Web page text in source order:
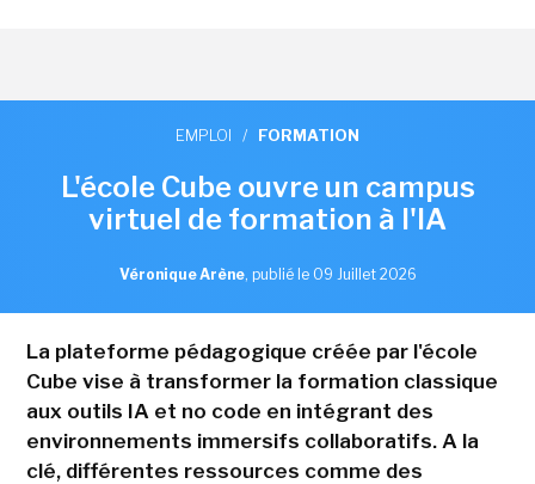
EMPLOI / FORMATION
L'école Cube ouvre un campus
virtuel de formation à l'IA
Véronique Arène, publié le 09 Juillet 2026
La plateforme pédagogique créée par l'école
Cube vise à transformer la formation classique
aux outils IA et no code en intégrant des
environnements immersifs collaboratifs. A la
clé, différentes ressources comme des